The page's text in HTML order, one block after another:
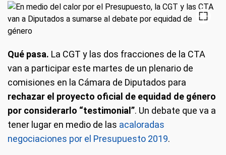
Qué pasa. La CGT y las dos fracciones de la CTA
van a participar este martes de un plenario de
comisiones en la Cámara de Diputados para
rechazar el proyecto oficial de equidad de género
por considerarlo “testimonial”. Un debate que va a
tener lugar en medio de las acaloradas
negociaciones por el Presupuesto 2019.